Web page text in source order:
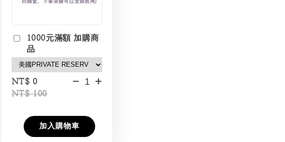
1000元滿額 加購商
品
NT$ 0
NT$ 100
- +
加入購物車